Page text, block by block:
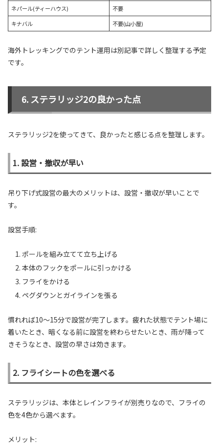
ネパール(ティーハウス)
不要
キナバル
不要(山小屋)
海外トレッキングでのテント運用は別記事で詳しく整理する予定
です。
ステラリッジ2の良かった点
ステラリッジ2を使ってきて、良かったと感じる点を整理します。
1. 設営・撤収が早い
吊り下げ式設営の最大のメリットは、設営・撤収が早いことで
す。
設営手順:
ポールを組み立てて立ち上げる
本体のフックをポールに引っかける
フライをかける
ペグダウンとガイラインを張る
慣れれば10〜15分で設営が完了します。疲れた状態でテント場に
着いたとき、暗くなる前に設営を終わらせたいとき、雨が降って
きそうなとき、設営の早さは効きます。
2. フライシートの色を選べる
ステラリッジは、本体とレインフライが別売りなので、フライの
色を4色から選べます。
メリット: